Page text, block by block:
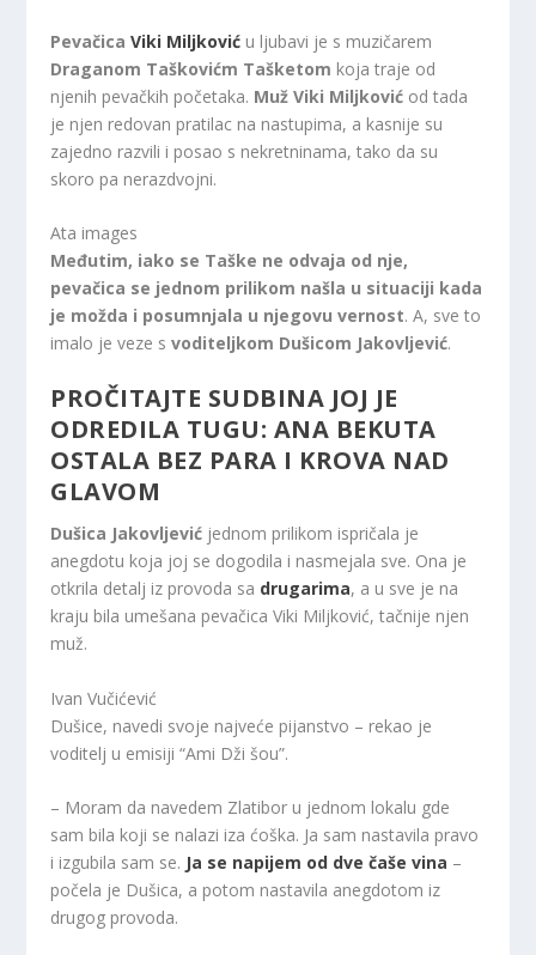
PevačicaViki Miljković u ljubavi je s muzičarem
Draganom Taškovićm Tašketom koja traje od
njenih pevačkih početaka. Muž Viki Miljković od tada
je njen redovan pratilac na nastupima, a kasnije su
zajedno razvili i posao s nekretninama, tako da su
skoro pa nerazdvojni.
Ata images
Međutim, iako se Taške ne odvaja od nje,
pevačica se jednom prilikom našla u situaciji kada
je možda i posumnjala u njegovu vernost. A, sve to
imalo je veze svoditeljkom Dušicom Jakovljević.
PROČITAJTE SUDBINA JOJ JE
ODREDILA TUGU: ANA BEKUTA
OSTALA BEZ PARA I KROVA NAD
GLAVOM
Dušica Jakovljević jednom prilikom ispričala je
anegdotu koja joj se dogodila i nasmejala sve. Ona je
otkrila detalj iz provoda sa drugarima, a u sve je na
kraju bila umešana pevačica Viki Miljković, tačnije njen
muž.
Ivan Vučićević
Dušice, navedi svoje najveće pijanstvo – rekao je
voditelj u emisiji “Ami Dži šou”.
– Moram da navedem Zlatibor u jednom lokalu gde
sam bila koji se nalazi iza ćoška. Ja sam nastavila pravo
i izgubila sam se. Ja se napijem od dve čaše vina –
počela je Dušica, a potom nastavila anegdotom iz
drugog provoda.